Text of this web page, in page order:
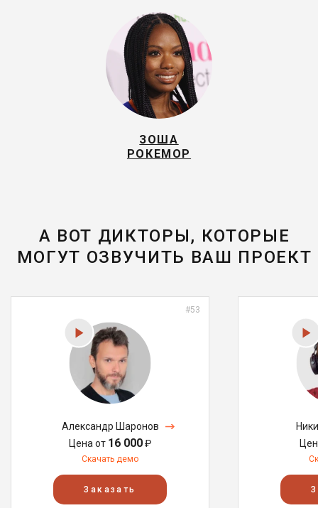
ЗОША
РОКЕМОР
А ВОТ ДИКТОРЫ, КОТОРЫЕ
МОГУТ ОЗВУЧИТЬ ВАШ ПРОЕКТ
#53
Александр Шаронов
Цена от 16 000₽
Скачать демо
Заказать